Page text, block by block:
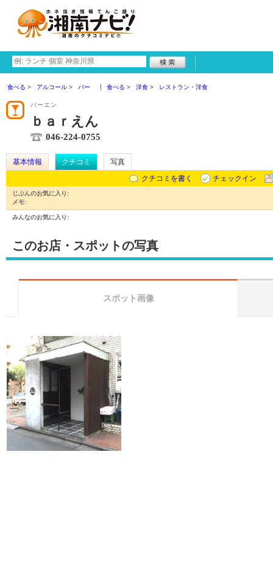
食べる アルコール バー 食べる 洋食 レストラン・洋食
バーエン
ｂａｒえん
046-224-0755
基本情報 クチコミ
写真
クチコミを書く
チェックイン
じぶんのお気に入り:
メモ:
みんなのお気に入り:
このお店・スポットの写真
スポット画像